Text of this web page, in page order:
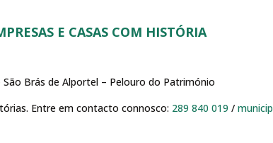
E CASAS COM HISTÓRIA
Brás de Alportel – Pelouro do Património
Entre em contacto connosco: 289 840 019 /